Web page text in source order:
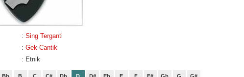
: Sing Terganti
: Gek Cantik
: Etnik
Bb B C C# Db D D# Eb E F F# Gb G G#